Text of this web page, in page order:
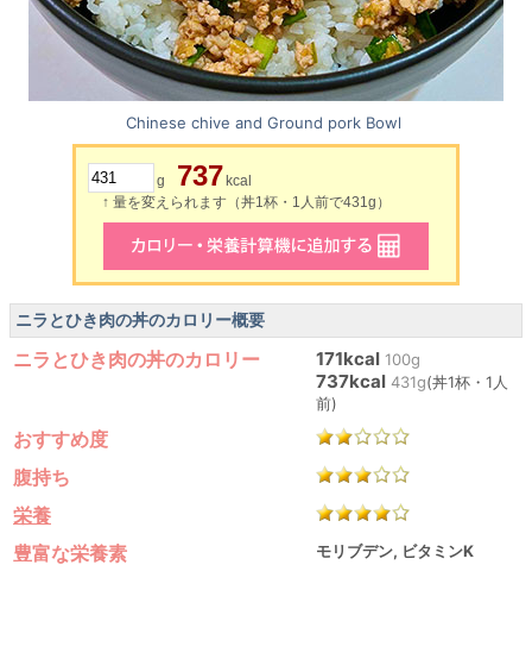
Chinese chive and Ground pork Bowl
g 737 kcal
↑ 量を変えられます（丼1杯・1人前で431g）
ニラとひき肉の丼のカロリー概要
ニラとひき肉の丼のカロリー 171kcal 100g
737kcal 431g(丼1杯・1人
前)
おすすめ度
腹持ち
栄養
豊富な栄養素
モリブデン, ビタミンK